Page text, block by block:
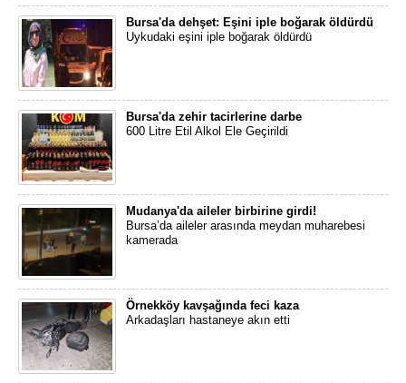
Bursa'da dehşet: Eşini iple boğarak öldürdü
Uykudaki eşini iple boğarak öldürdü
Bursa'da zehir tacirlerine darbe
600 Litre Etil Alkol Ele Geçirildi
Mudanya'da aileler birbirine girdi!
Bursa’da aileler arasında meydan muharebesi
kamerada
Örnekköy kavşağında feci kaza
Arkadaşları hastaneye akın etti